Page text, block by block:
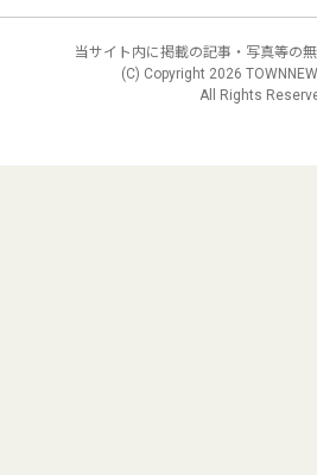
当サイト内に掲載の記事・写真等の無
(C) Copyright 2026
All Rights